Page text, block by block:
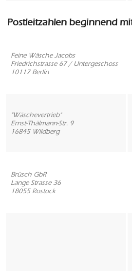
Postleitzahlen beginnend
Feine Wäsche Jacobs
Friedrichstrasse 67 / Untergeschoss
10117 Berlin
"Wäschevertrieb"
Ernst-Thälmann-Str. 9
16845 Wildberg
Brüsch GbR
Lange Strasse 36
18055 Rostock